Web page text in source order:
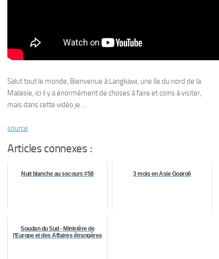
Salut tout le monde, Bienvenue à Langkawi, une île du nord de la
Malaisie, ici il y a énormément de choses à faire et coins à visiter,
mais dans cette vidéo je …
source
Articles connexes :
Nuit blanche au secours #58 3 mois en Asie Gopro6
Soudan du Sud - Ministère de
l’Europe et des Affaires étrangères